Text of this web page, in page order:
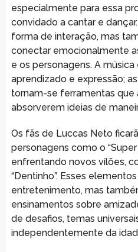
especialmente para essa
convidado a cantar e
forma de interação, mas
conectar emocionalmente
e os personagens. A
aprendizado e expressão;
tornam-se ferramentas que
absorverem ideias de
Os fãs de Luccas Neto
personagens como o “Super
enfrentando novos vilões,
“Dentinho”. Esses
entretenimento, mas
ensinamentos sobre
de desafios, temas
independentemente da